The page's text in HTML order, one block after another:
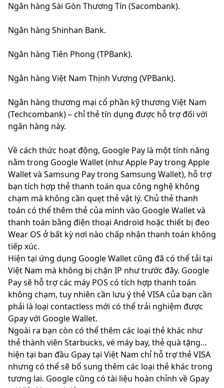
Ngân hàng Sài Gòn Thương Tín (Sacombank).
Ngân hàng Shinhan Bank.
Ngân hàng Tiên Phong (TPBank).
Ngân hàng Việt Nam Thịnh Vượng (VPBank).
Ngân hàng thương mại cổ phần kỹ thương Việt Nam
(Techcombank) – chỉ thẻ tín dụng được hỗ trợ đối với
ngân hàng này.
Về cách thức hoạt động, Google Pay là một tính năng
nằm trong Google Wallet (như Apple Pay trong Apple
Wallet và Samsung Pay trong Samsung Wallet), hỗ trợ
bạn tích hợp thẻ thanh toán qua công nghệ không
chạm mà không cần quẹt thẻ vật lý. Chủ thẻ thanh
toán có thể thêm thẻ của mình vào Google Wallet và
thanh toán bằng điện thoại Android hoặc thiết bị đeo
Wear OS ở bất kỳ nơi nào chấp nhận thanh toán không
tiếp xúc.
Hiện tại ứng dụng Google Wallet cũng đã có thể tải tại
Việt Nam mà không bị chặn IP như trước đây. Google
Pay sẽ hỗ trợ các máy POS có tích hợp thanh toán
không chạm, tuy nhiên cần lưu ý thẻ VISA của bạn cần
phải là loại contactless mới có thể trải nghiệm được
Gpay với Google Wallet.
Ngoài ra bạn còn có thể thêm các loại thẻ khác như
thẻ thành viên Starbucks, vé máy bay, thẻ quà tặng…
hiện tại ban đầu Gpay tại Việt Nam chỉ hỗ trợ thẻ VISA
nhưng có thể sẽ bổ sung thêm các loại thẻ khác trong
tương lai. Google cũng có tài liệu hoàn chỉnh về Gpay